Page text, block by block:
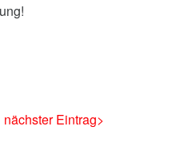
nächster Eintrag>